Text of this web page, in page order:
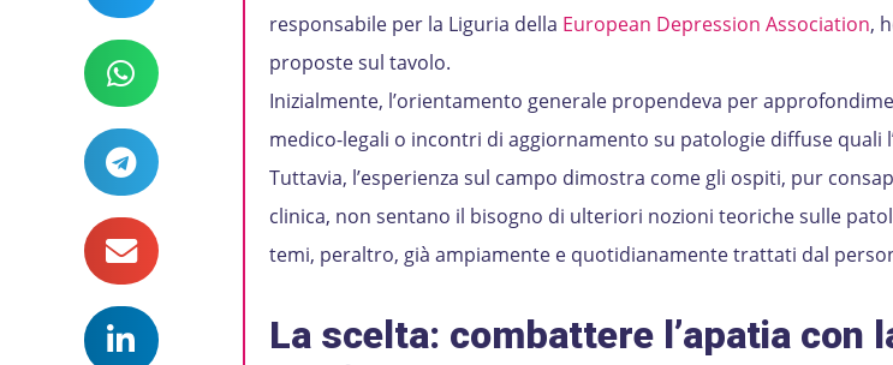
responsabile per la Liguria della European Depression Association,
proposte sul tavolo.
Inizialmente, l’orientamento generale propendeva per
medico-legali o incontri di aggiornamento su patologie diffuse quali
Tuttavia, l’esperienza sul campo dimostra come gli ospiti, pur
clinica, non sentano il bisogno di ulteriori nozioni teoriche sulle
temi, peraltro, già ampiamente e quotidianamente trattati dal
La scelta: combattere l’apatia con